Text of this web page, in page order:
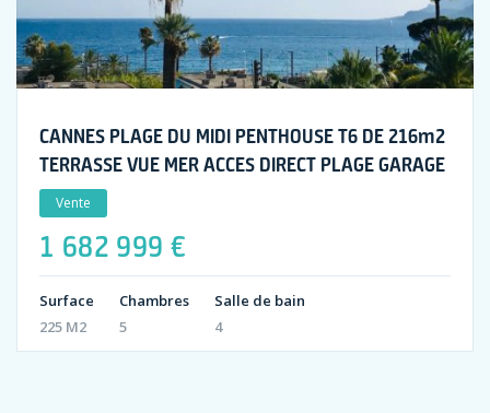
CANNES PLAGE DU MIDI PENTHOUSE T6 DE 216m2
TERRASSE VUE MER ACCES DIRECT PLAGE GARAGE
Vente
1 682 999 €
Surface
225 M2
Chambres
5
Salle de bain
4